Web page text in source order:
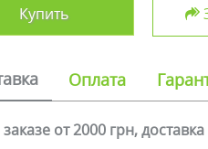
Купить
Оплата
от 2000 грн,